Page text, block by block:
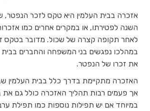
אזכרה בבית העלמין היא טקס לזכר הנפטר,
השנה לפטירתו, או במקרים אחרים כמו
לאחר תקופה קצרה של שכול. מדובר בטקס
במהלכו נפגשים בני המשפחה והחברים בבית
את זכרו של הנפטר.
האזכרה מתקיימת בדרך כלל בבית העלמין
אך פעמים רבות תהליך האזכרה כולל גם את
במיוחד אם יש תפילות נוספות כמו תפילת